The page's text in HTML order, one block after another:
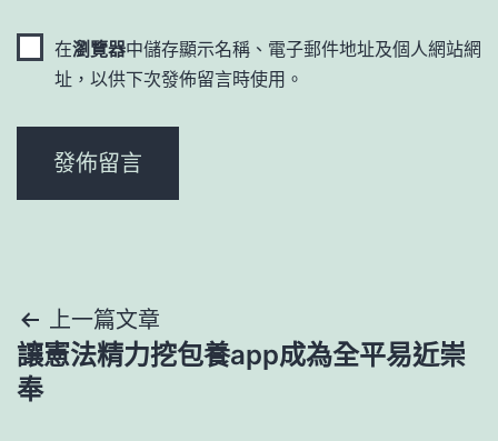
在瀏覽器中儲存顯示名稱、電子郵件地址及個人網站網
址，以供下次發佈留言時使用。
文
章
上一篇文章
讓憲法精力挖包養app成為全平易近崇
奉